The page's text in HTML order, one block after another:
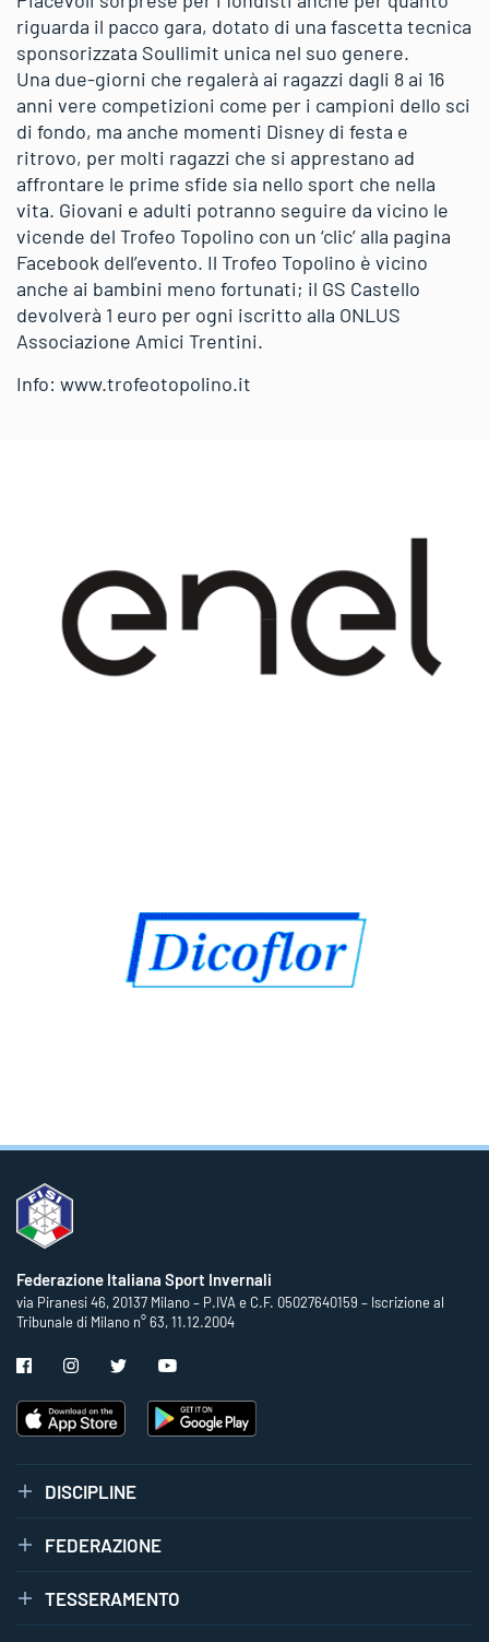
riguarda il pacco gara, dotato di una fascetta tecnica
sponsorizzata Soullimit unica nel suo genere.
Una due-giorni che regalerà ai ragazzi dagli 8 ai 16
anni vere competizioni come per i campioni dello sci
di fondo, ma anche momenti Disney di festa e
ritrovo, per molti ragazzi che si apprestano ad
affrontare le prime sfide sia nello sport che nella
vita. Giovani e adulti potranno seguire da vicino le
vicende del Trofeo Topolino con un ‘clic’ alla pagina
Facebook dell’evento. Il Trofeo Topolino è vicino
anche ai bambini meno fortunati; il GS Castello
devolverà 1 euro per ogni iscritto alla ONLUS
Associazione Amici Trentini.
Info: www.trofeotopolino.it
Federazione Italiana Sport Invernali
via Piranesi 46, 20137 Milano – P.IVA e C.F. 05027640159 – Iscrizione al
Tribunale di Milano n° 63, 11.12.2004
DISCIPLINE
FEDERAZIONE
TESSERAMENTO